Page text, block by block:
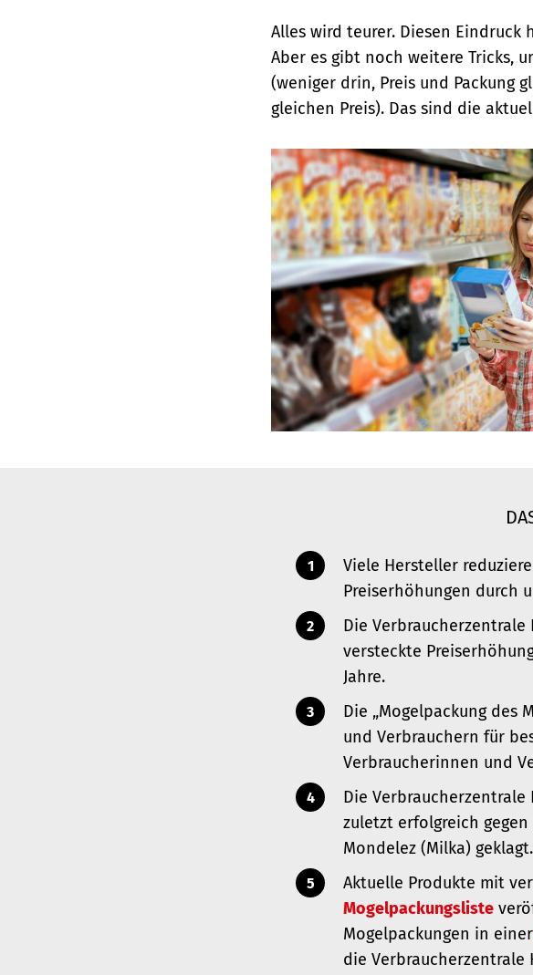
Alles wird teurer. Diesen
Aber es gibt noch weitere Tricks,
(weniger drin, Preis und Packung
gleichen Preis). Das sind die
Viele Hersteller
Preiserhöhungen durch
Die
versteckte
Jahre.
Die „Mogelpackung des
und Verbrauchern für
Verbraucherinnen und
Die
zuletzt erfolgreich
Mondelez (Milka) geklagt.
Aktuelle Produkte mit
Mogelpackungsliste
Mogelpackungen in einer
die Verbraucherzentrale